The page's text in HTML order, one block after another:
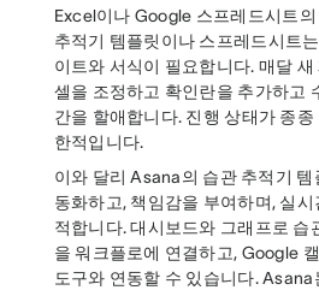
Excel이나 Google 스프레드시트
추적기 템플릿이나 스프레드시트
이트와 서식이 필요합니다. 매달
셀을 조정하고 확인란을 추가하고
간을 할애합니다. 진행 상태가 종
한적입니다.
이와 달리 Asana의 습관 추적기
동화하고, 책임감을 부여하며, 실
적합니다. 대시보드와 그래프로 습
을 워크플로에 연결하고, Google
도구와 연동할 수 있습니다.